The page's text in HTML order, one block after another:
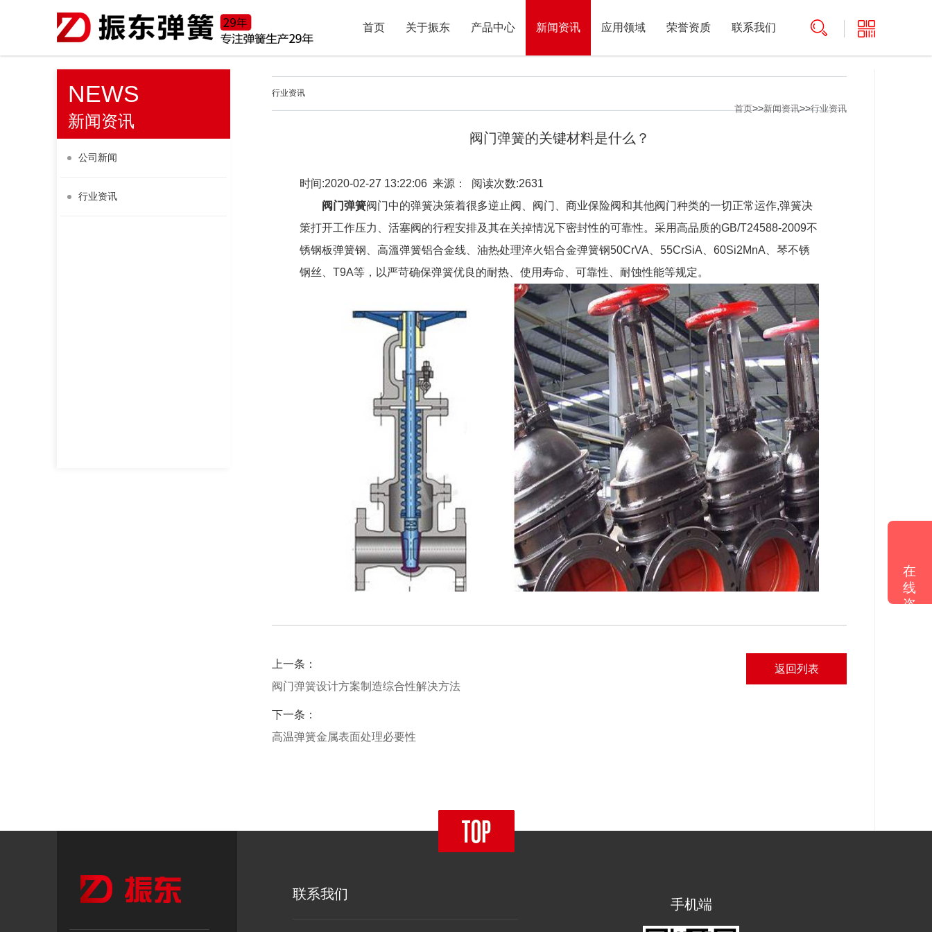
首页 关于振东 产品中心 新闻资讯 应用领域 荣誉资质 联系我们
NEWS
新闻资讯
公司新闻
行业资讯
行业资讯
首页>>新闻资讯>>行业资讯
阀门弹簧的关键材料是什么？
时间:2020-02-27 13:22:06 来源： 阅读次数:2631
阀门弹簧阀门中的弹簧决策着很多逆止阀、阀门、商业保险阀和其他阀门种类的一切正常运作,弹簧决
策打开工作压力、活塞阀的行程安排及其在关掉情况下密封性的可靠性。采用高品质的GB/T24588-2009不
锈钢板弹簧钢、高溫弹簧铝合金线、油热处理淬火铝合金弹簧钢50CrVA、55CrSiA、60Si2MnA、琴不锈
钢丝、T9A等，以严苛确保弹簧优良的耐热、使用寿命、可靠性、耐蚀性能等规定。
上一条：
阀门弹簧设计方案制造综合性解决方法
下一条：
高温弹簧金属表面处理必要性
返回列表
联系我们
手机端
在
线
咨